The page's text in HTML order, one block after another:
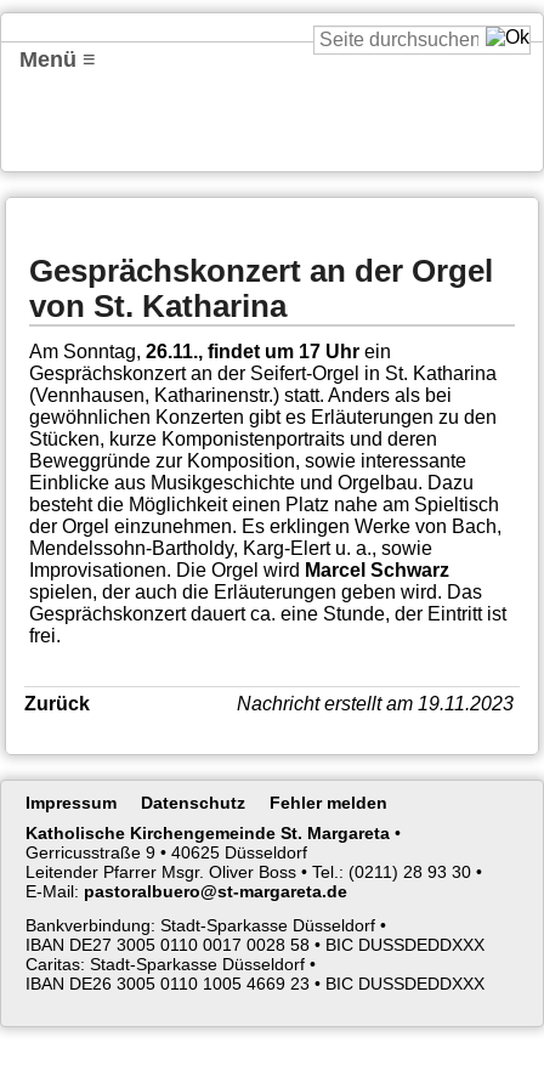
Menü ≡
Gesprächskonzert an der Orgel
von St. Katharina
Am Sonntag, 26.11., findet um 17 Uhrein
Gesprächskonzert an der Seifert-Orgel in St. Katharina
(Vennhausen, Katharinenstr.) statt. Anders als bei
gewöhnlichen Konzerten gibt es Erläuterungen zu den
Stücken, kurze Komponistenportraits und deren
Beweggründe zur Komposition, sowie interessante
Einblicke aus Musikgeschichte und Orgelbau. Dazu
besteht die Möglichkeit einen Platz nahe am Spieltisch
der Orgel einzunehmen. Es erklingen Werke von Bach,
Mendelssohn-Bartholdy, Karg-Elert u. a., sowie
Improvisationen. Die Orgel wird Marcel Schwarz
spielen, der auch die Erläuterungen geben wird. Das
Gesprächskonzert dauert ca. eine Stunde, der Eintritt ist
frei.
Nachricht erstellt am 19.11.2023
Zurück
Navigation
Impressum Datenschutz
Fehler melden
Katholische Kirchengemeinde St. Margareta •
Gerricusstraße 9 • 40625 Düsseldorf
Leitender Pfarrer Msgr. Oliver Boss • Tel.: (0211) 28 93 30 •
E-Mail: pastoralbuero@st-margareta.de
Bankverbindung: Stadt-Sparkasse Düsseldorf •
IBAN DE27 3005 0110 0017 0028 58 • BIC DUSSDEDDXXX
Caritas: Stadt-Sparkasse Düsseldorf •
IBAN DE26 3005 0110 1005 4669 23 • BIC DUSSDEDDXXX